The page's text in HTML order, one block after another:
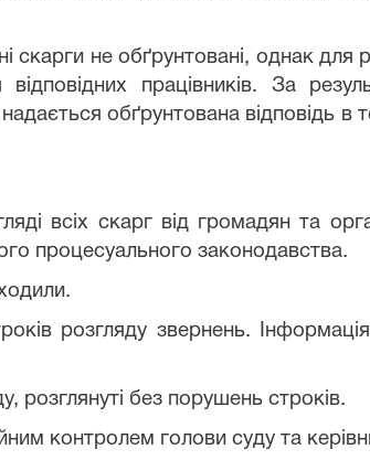
скарги не обґрунтовані, однак для
працівників. За
обґрунтована відповідь в
всіх скарг від громадян та
процесуального законодавства.
розгляду звернень.
розглянуті без порушень строків.
контролем голови суду та